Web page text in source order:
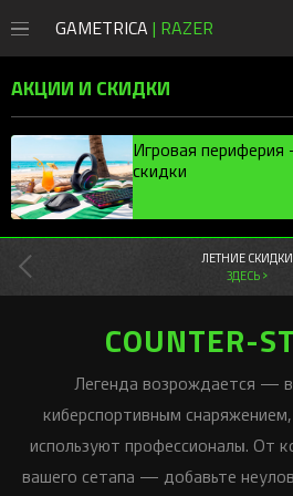
GAMETRICA | RAZER
СКИДКИ
Магазин
Акции
Мыши
Клавиатуры
Коврики
Геймпады
Стриминг
ПК
Naga
Basilisk
Orochi V2
Клавиатуры Razer
Blackwidow
Ornata
Joro
Pro Type
Наушники Razer
Blackshark
Barracuda
Kraken Kitty
Leviathan
Nommo
Clio
Стриминг Razer
Moray
Seiren
Коврики Razer
Atlas
Офисный Razer
Консоли
PlayStation
Наушники
Контроллеры
Аксессуары
Android-приложения
Новости
Новые игры
Игровая периферия
Сетапы и гайды
Бонусы
АКЦИИ И СКИДКИ
Игровая
скидки
ЛЕТНИЕ СКИДКИ
ЗДЕСЬ >
COUNTER-
Легенда возрождается —
киберспортивным
используют профессионалы. От
вашего сетапа — добавьте